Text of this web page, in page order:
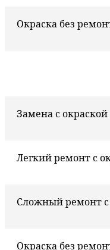
Окраска без
Замена с окраской
Легкий ремонт с
Сложный ремонт с
Окраска без